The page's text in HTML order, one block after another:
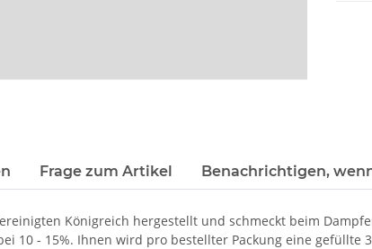
Frage zum Artikel Benachrichtigen,
Königreich hergestellt und schmeckt beim
10 - 15%. Ihnen wird pro bestellter Packung eine gefüllte